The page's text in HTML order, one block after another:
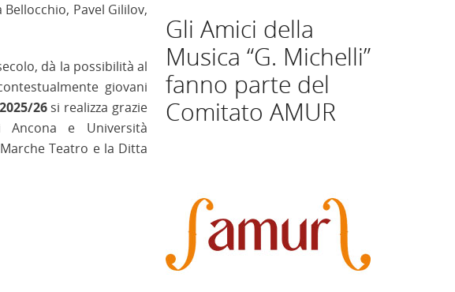
Pavel Gililov,
dà la possibilità al
giovani
26 si realizza grazie
e Università
Teatro e la Ditta
Gli Amici della
Musica “G. Michelli”
fanno parte del
Comitato AMUR